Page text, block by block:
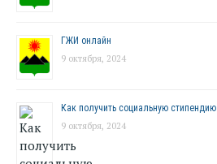
ГЖИ онлайн
9 октября, 2024
Как получить социальную стипендию
9 октября, 2024